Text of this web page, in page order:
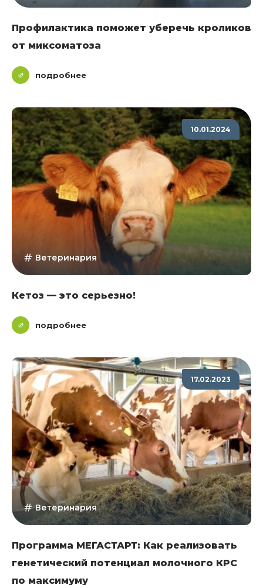
Профилактика поможет уберечь кроликов
от миксоматоза
подробнее
10.01.2024
Ветеринария
Кетоз — это серьезно!
подробнее
17.02.2023
Ветеринария
Программа МЕГАСТАРТ: Как реализовать
генетический потенциал молочного КРС
по максимуму